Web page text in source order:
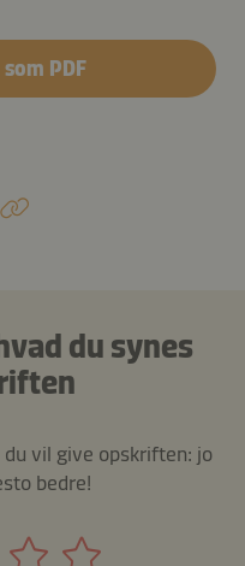
PDF
du synes
vil give opskriften: jo
bedre!